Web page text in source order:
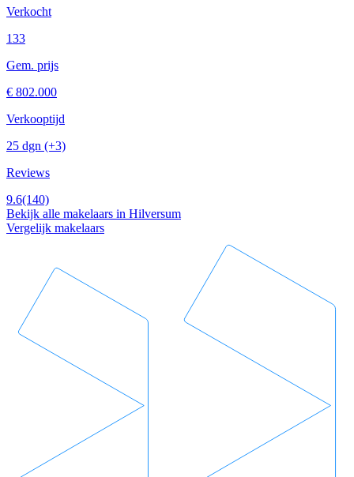
Verkocht
133
Gem. prijs
€ 802.000
Verkooptijd
25 dgn (+3)
Reviews
9.6(140)
Bekijk alle makelaars in Hilversum
Vergelijk makelaars